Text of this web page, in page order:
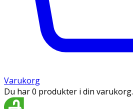
Varukorg
Du har 0 produkter i din varukorg.